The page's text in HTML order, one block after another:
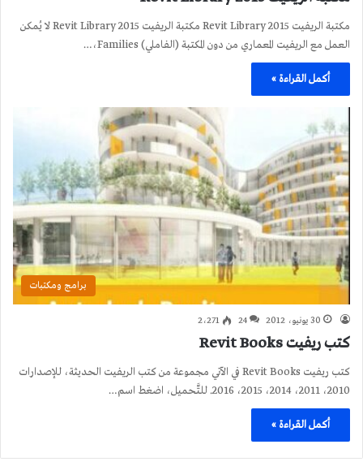
مكتبة الريفيت 2015 Revit Library مكتبة الريفيت 2015 Revit Library لا يُمكن
العمل مع الريفيت المعماري من دون المكتبة (الفاملي) Families،…
أكمل القراءة »
برامج ومكتبات
30 يونيو، 2012 24 2٬271
كتب ريفيت Revit Books
كتب ريفيت Revit Books في الآتي مجموعة من كتب الريفيت الحديثة، للإصدارات
2010، 2011، 2014، 2015، 2016. للتَّحميل، اضغط اسم…
أكمل القراءة »